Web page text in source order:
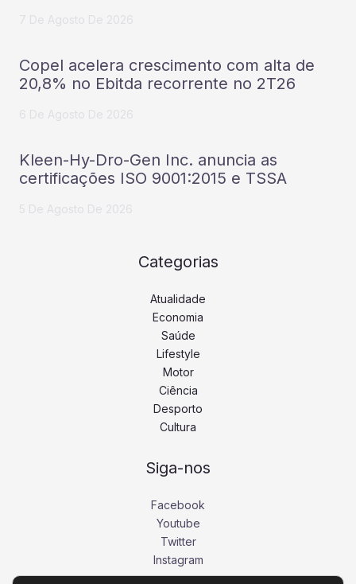
Copel acelera crescimento com alta de
20,8% no Ebitda recorrente no 2T26
Kleen-Hy-Dro-Gen Inc. anuncia as
certificações ISO 9001:2015 e TSSA
Categorias
Atualidade
Economia
Saúde
Lifestyle
Motor
Ciência
Desporto
Cultura
Siga-nos
Facebook
Youtube
Twitter
Instagram